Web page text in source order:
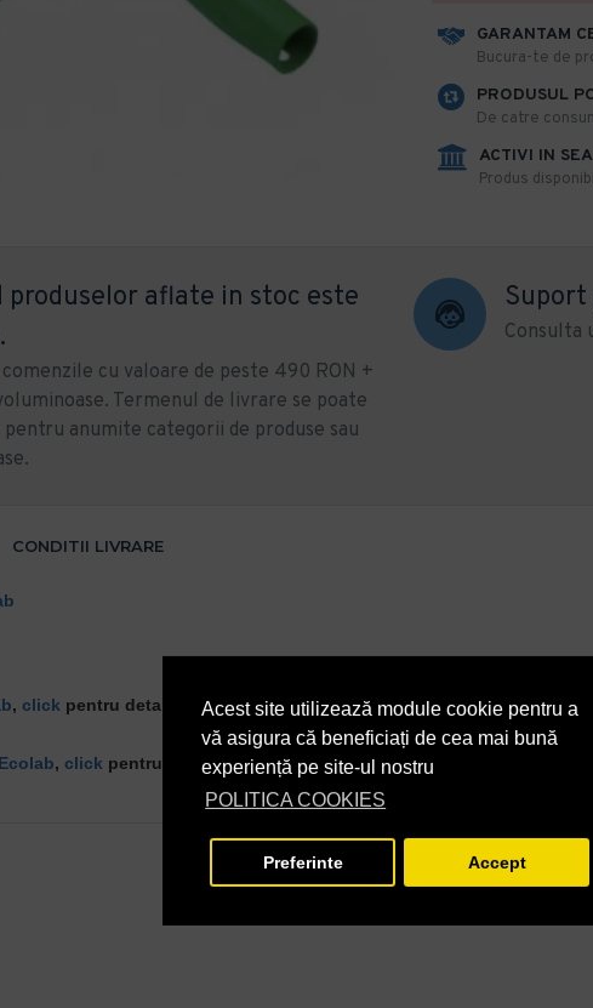
Acest site utilizează module cookie pentru a
vă asigura că beneficiați de cea mai bună
experiență pe site-ul nostru
POLITICA COOKIES
Preferinte Accept
GARANTAM
​Bucura-te de
PRODUSUL
De catre
ACTIVI IN
Produs
aflate in stoc este
cu valoare de peste 490 RON +
Termenul de livrare se poate
anumite categorii de produse sau
Consulta
CONDITII LIVRARE
, click pentru detalii produs
Ecolab, click pentru detalii produs